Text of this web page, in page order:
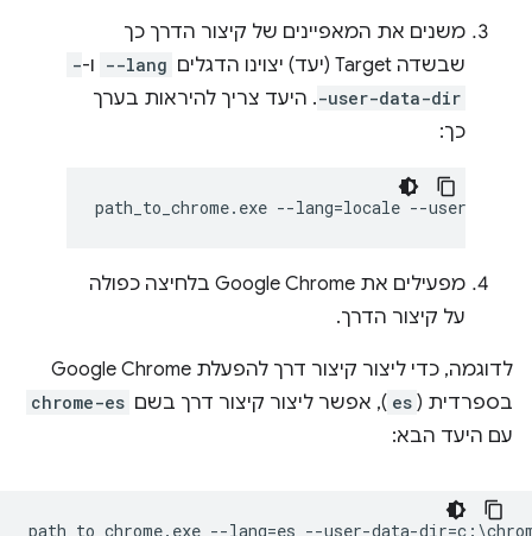
משנים את המאפיינים של קיצור הדרך כך
שבשדה Target (יעד) יצוינו הדגלים
--lang ו--
-user-data-dir. היעד צריך להיראות בערך
כך:
מפעילים את Google Chrome בלחיצה כפולה
על קיצור הדרך.
לדוגמה, כדי ליצור קיצור דרך להפעלת Google Chrome
בספרדית ( es ), אפשר ליצור קיצור דרך בשם chrome-es
עם היעד הבא: